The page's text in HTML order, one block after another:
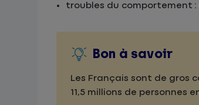
troubles du comportement
Bon à savoir
Les Français sont de gros
11,5 millions de personnes